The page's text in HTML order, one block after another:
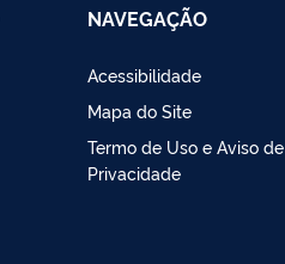
NAVEGAÇÃO
Acessibilidade
Mapa do Site
Termo de Uso e Aviso de
Privacidade